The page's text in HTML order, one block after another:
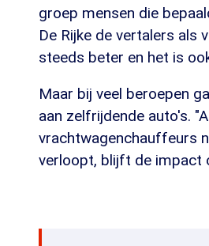
groep mensen die
De Rijke de vertalers als
steeds beter en het is
Maar bij veel beroepen
aan zelfrijdende auto's.
vrachtwagenchauffeurs
verloopt, blijft de impact